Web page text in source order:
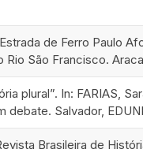
de Ferro Paulo
São Francisco.
plural”. In: FARIAS,
Salvador,
Brasileira de